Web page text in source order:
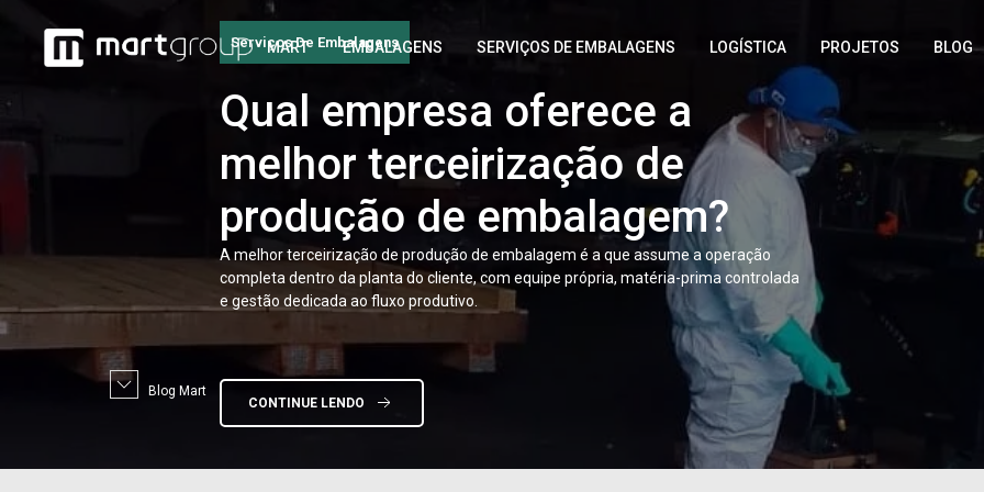
MART EMBALAGENS SERVIÇOS DE EMBALAGENS LOGÍSTICA PROJETOS BLOG
Serviços De Embalagens
Qual empresa oferece a
melhor terceirização de
produção de embalagem?
A melhor terceirização de produção de embalagem é a que assume a operação
completa dentro da planta do cliente, com equipe própria, matéria-prima controlada
e gestão dedicada ao fluxo produtivo.
Embalagens
Quaissão as vantagens das
embalagens de madeira com
fechamento rápido?
Embalagens de madeira com fechamento rápido garantem agilidade na abertura e
na reembalagem de cargas industriais sem abrir mão da proteção estrutural. O
sistema substitui pregos por clipes metálicos e
Blog Mart